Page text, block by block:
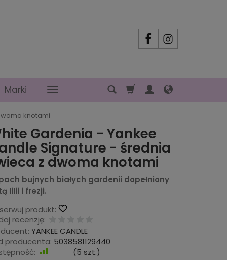
Marki
knotami
Gardenia - Yankee
Signature - średnia
z dwoma knotami
bujnych białych gardenii dopełniony
lilii i frezji.
produkt:
recenzję:
YANKEE CANDLE
producenta: 5038581129440
(5 szt.)